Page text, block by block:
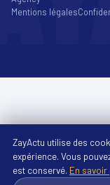
Mentions légales
ZayActu utilise des
expérience. Vous
est conservé. En savoir